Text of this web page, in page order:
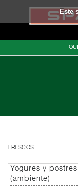
Este
FRESCOS
Yogures y
(ambiente)